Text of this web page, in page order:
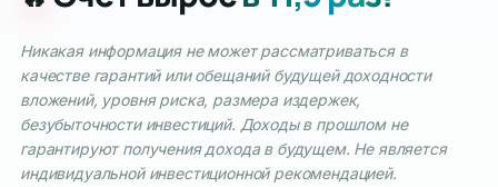
Никакая информация не может рассматриваться в
качестве гарантий или обещаний будущей доходности
вложений, уровня риска, размера издержек,
безубыточности инвестиций. Доходы в прошлом не
гарантируют получения дохода в будущем. Не является
индивидуальной инвестиционной рекомендацией.